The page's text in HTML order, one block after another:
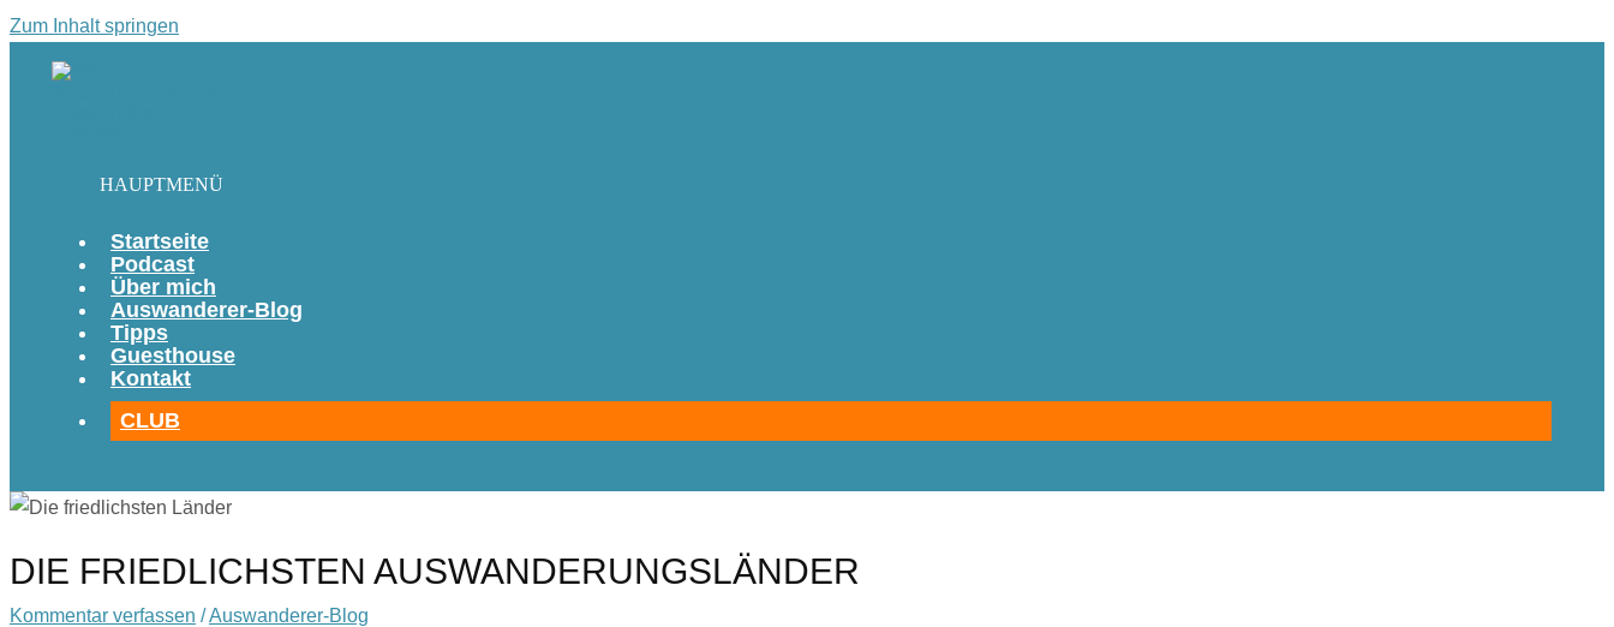
Zum Inhalt springen
HAUPTMENÜ
Startseite
Podcast
Über mich
Auswanderer-Blog
Tipps
Guesthouse
Kontakt
CLUB
DIE FRIEDLICHSTEN AUSWANDERUNGSLÄNDER
Kommentar verfassen /Auswanderer-Blog